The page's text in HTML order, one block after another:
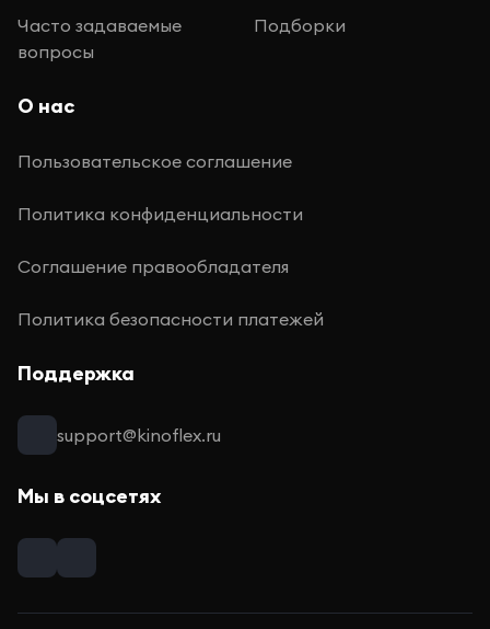
Часто задаваемые
вопросы
Подборки
О нас
Пользовательское соглашение
Политика конфиденциальности
Соглашение правообладателя
Политика безопасности платежей
Поддержка
support@kinoflex.ru
Мы в соцсетях